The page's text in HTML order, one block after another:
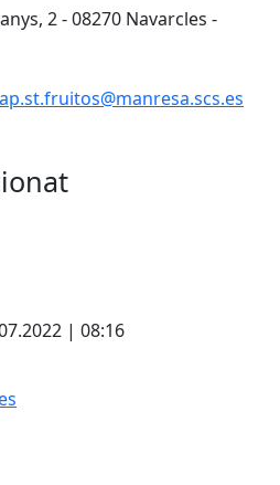
2 - 08270 Navarcles -
| 08:16